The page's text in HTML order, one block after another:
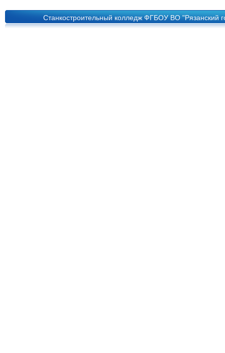
Станкостроительный колледж ФГБОУ ВО "Рязанский